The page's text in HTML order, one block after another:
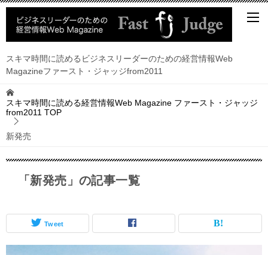
スキマ時間に読めるビジネスリーダーのための経営情報Web
Magazineファースト・ジャッジfrom2011
スキマ時間に読める経営情報Web Magazine ファースト・ジャッジ
from2011 TOP
新発売
「新発売」の記事一覧
Tweet